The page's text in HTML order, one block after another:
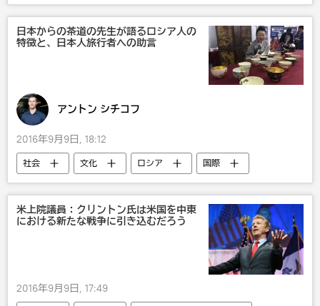
日本からの茶道の先生が語るロシア人の
特徴と、日本人旅行者への助言
アントン シチコフ
2016年9月9日, 18:12
社会 文化 ロシア
国際
露日関係
米上院議員：クリントン氏は米国を中東
における新たな戦争に引き込むだろう
2016年9月9日, 17:49